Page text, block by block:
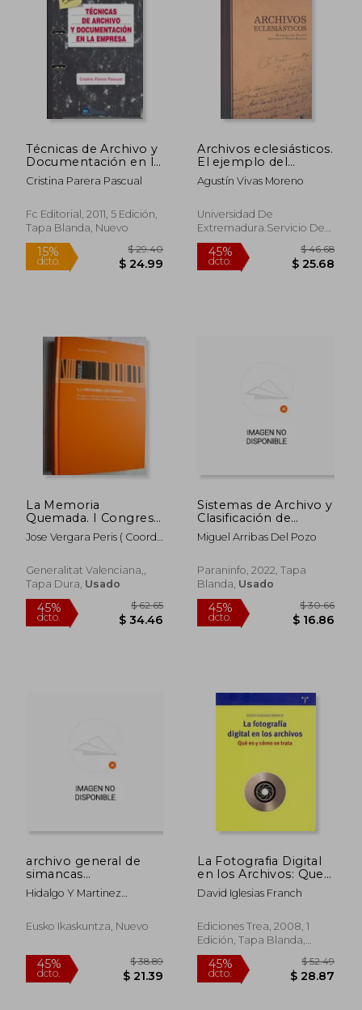
45%
dcto. $ 30.39
45%
dcto.
Técnicas de Archivo y
Documentación en la
Empresa
Cristina Parera Pascual
Fc Editorial, 2011, 5 Edición,
Tapa Blanda, Nuevo
15%
dcto. $ 24.99
Archivos eclesiásticos.
El ejemplo del
archivo diocesano de
Mérida-Badajoz
Agustín Vivas Moreno
Universidad De
Extremadura.Servicio De
Publicaciones, 2011, Tapa
Blanda, Nuevo
45%
dcto. $
La Memoria
Quemada. I Congreso
Sobre Prevencion y
Extincion de
Jose Vergara Peris ( Coord.
Generalitat Valenciana,,
Tapa Dura, Usado
Sistemas de Archivo y
Clasificación de
Documentos: Rústica
(8)
Miguel Arribas Del Pozo
Paraninfo, 2022, Tapa
Blanda, Usado
archivo general de
simancas
1487.reg.gral.sello.
(fuentes doc.
Hidalgo Y Martinez
Eusko Ikaskuntza, Nuevo
La Fotografia Digital
en los Archivos: Que
es y Como se Trata
David Iglesias Franch
Ediciones Trea, 2008, 1
Edición, Tapa Blanda,
Nuevo